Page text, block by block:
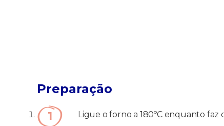
Preparação
Ligue o forno a 180ºC enquanto faz